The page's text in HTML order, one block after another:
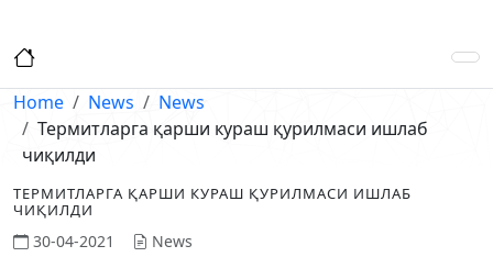
Home News
News
Термитларга қарши кураш қурилмаси ишлаб
чиқилди
ТЕРМИТЛАРГА ҚАРШИ КУРАШ ҚУРИЛМАСИ ИШЛАБ
ЧИҚИЛДИ
30-04-2021 News